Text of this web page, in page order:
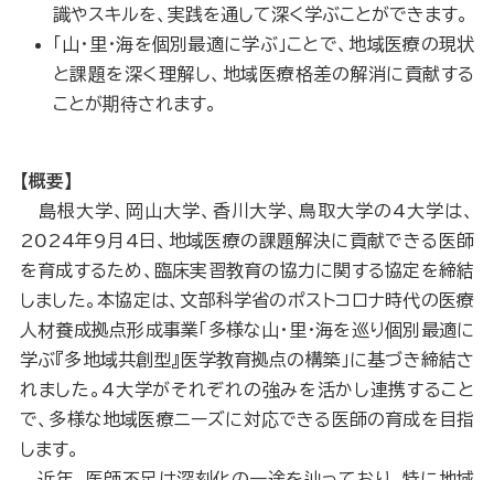
識やスキルを、実践を通して深く学ぶことができます。
「山・里・海を個別最適に学ぶ」ことで、地域医療の現状
と課題を深く理解し、地域医療格差の解消に貢献する
ことが期待されます。
【概要】
島根大学、岡山大学、香川大学、鳥取大学の4大学は、
2024年9月4日、地域医療の課題解決に貢献できる医師
を育成するため、臨床実習教育の協力に関する協定を締結
しました。本協定は、文部科学省のポストコロナ時代の医療
人材養成拠点形成事業「多様な山・里・海を巡り個別最適に
学ぶ『多地域共創型』医学教育拠点の構築」に基づき締結さ
れました。4大学がそれぞれの強みを活かし連携すること
で、多様な地域医療ニーズに対応できる医師の育成を目指
します。